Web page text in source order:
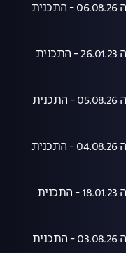
אזור בחירה 06.08.26 - התכנית
אזור בחירה 26.01.23 - התכנית
אזור בחירה 05.08.26 - התכנית
אזור בחירה 04.08.26 - התכנית
אזור בחירה 18.01.23 - התכנית
אזור בחירה 03.08.26 - התכנית